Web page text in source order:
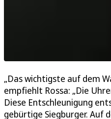
„Das wichtigste auf dem
empfiehlt Rossa: „Die
Diese Entschleunigung
gebürtige Siegburger.